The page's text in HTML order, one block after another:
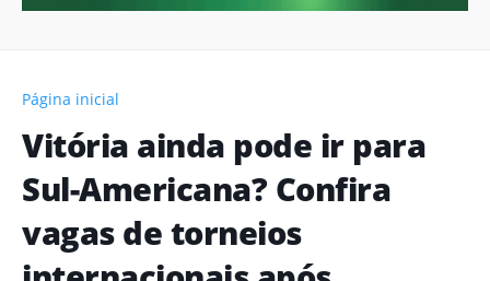
Página inicial
Vitória ainda pode ir para
Sul-Americana? Confira
vagas de torneios